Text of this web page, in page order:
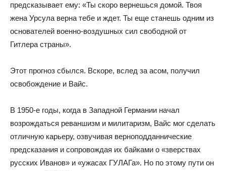
предсказывает ему: «Ты скоро вернешься домой. Твоя
жена Урсула верна тебе и ждет. Ты еще станешь одним из
основателей военно-воздушных сил свободной от
Гитлера страны».
Этот прогноз сбылся. Вскоре, вслед за асом, получил
освобождение и Вайс.
В 1950-е годы, когда в Западной Германии начал
возрождаться реваншизм и милитаризм, Вайс мог сделать
отличную карьеру, озвучивая верноподданнические
предсказания и сопровождая их байками о «зверствах
русских Иванов» и «ужасах ГУЛАГа». Но по этому пути он